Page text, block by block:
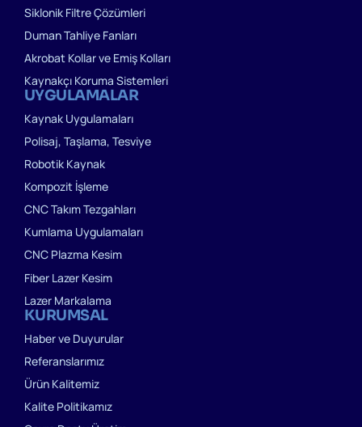
KURUMSAL
Haber ve Duyurular
Referanslarımız
Ürün Kalitemiz
Kalite Politikamız
Siklonik Filtre Çözümleri
Duman Tahliye Fanları
Akrobat Kollar ve Emiş Kolları
Kaynakçı Koruma Sistemleri
UYGULAMALAR
Kaynak Uygulamaları
Polisaj, Taşlama, Tesviye
Robotik Kaynak
Kompozit İşleme
CNC Takım Tezgahları
Kumlama Uygulamaları
CNC Plazma Kesim
Fiber Lazer Kesim
Lazer Markalama